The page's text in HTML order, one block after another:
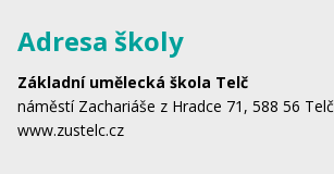
Adresa školy
Základní umělecká škola Telč
náměstí Zachariáše z Hradce 71, 588 56 Telč
www.zustelc.cz